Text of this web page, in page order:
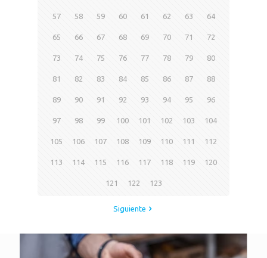
57 58 59 60 61 62 63 64
65 66 67 68 69 70 71 72
73 74 75 76 77 78 79 80
81 82 83 84 85 86 87 88
89 90 91 92 93 94 95 96
97 98 99 100 101 102 103 104
105 106 107 108 109 110 111 112
113 114 115 116 117 118 119 120
121 122 123
Siguiente